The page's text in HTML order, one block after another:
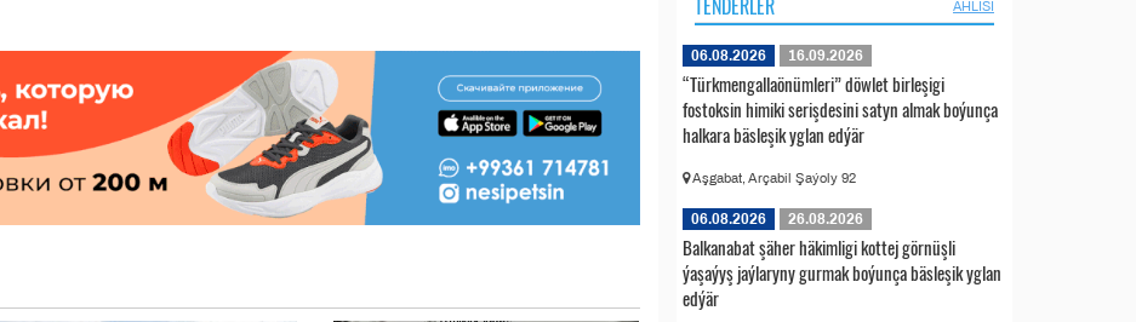
TENDERLER ÄHLISI
06.08.2026 16.09.2026
“Türkmengallaönümleri” döwlet birleşigi
fostoksin himiki serişdesini satyn almak boýunça
halkara bäsleşik yglan edýär
Aşgabat, Arçabil Şaýoly 92
06.08.2026 26.08.2026
Balkanabat şäher häkimligi kottej görnüşli
ýaşaýyş jaýlaryny gurmak boýunça bäsleşik yglan
edýär